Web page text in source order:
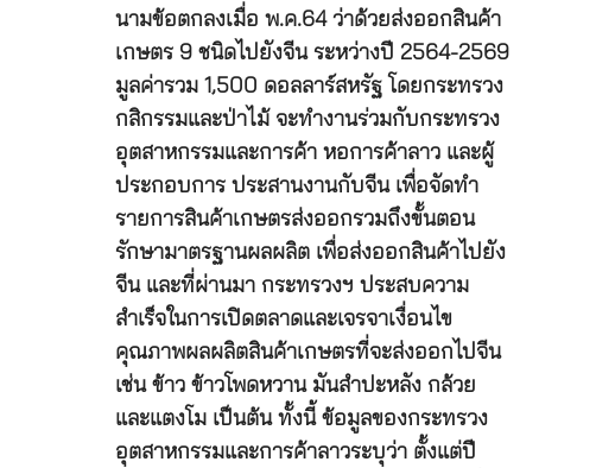
นามข้อตกลงเมื่อ พ.ค.64 ว่าด้วยส่งออกสินค้า
เกษตร 9 ชนิดไปยังจีน ระหว่างปี 2564-2569
มูลค่ารวม 1,500 ดอลลาร์สหรัฐ โดยกระทรวง
กสิกรรมและป่าไม้ จะทำงานร่วมกับกระทรวง
อุตสาหกรรมและการค้า หอการค้าลาว และผู้
ประกอบการ ประสานงานกับจีน เพื่อจัดทำ
รายการสินค้าเกษตรส่งออกรวมถึงขั้นตอน
รักษามาตรฐานผลผลิต เพื่อส่งออกสินค้าไปยัง
จีน และที่ผ่านมา กระทรวงฯ ประสบความ
สำเร็จในการเปิดตลาดและเจรจาเงื่อนไข
คุณภาพผลผลิตสินค้าเกษตรที่จะส่งออกไปจีน
เช่น ข้าว ข้าวโพดหวาน มันสำปะหลัง กล้วย
และแตงโม เป็นต้น ทั้งนี้ ข้อมูลของกระทรวง
อุตสาหกรรมและการค้าลาวระบุว่า ตั้งแต่ปี